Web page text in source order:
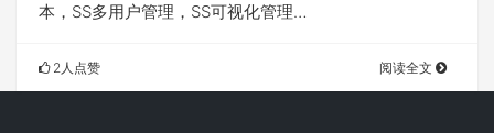
本，SS多用户管理，SS可视化管理…
2人点赞 阅读全文